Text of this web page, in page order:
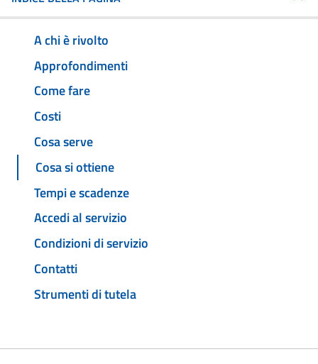
A chi è rivolto
Approfondimenti
Come fare
Costi
Cosa serve
Cosa si ottiene
Tempi e scadenze
Accedi al servizio
Condizioni di servizio
Contatti
Strumenti di tutela